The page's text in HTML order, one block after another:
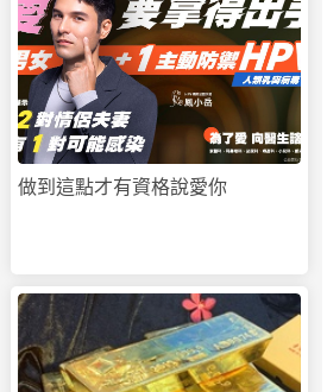
做到這點才有資格說愛你